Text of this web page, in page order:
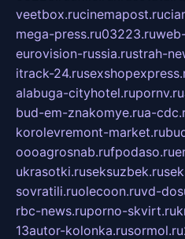
veetbox.rucinemapost.ru
mega-press.ru03223.ru
eurovision-russia.rustrah-
itrack-24.ru
alabuga-cityhotel.rupornv.ru
bud-em-znakomye.rua-
korolevremont-market.ru
oooagrosnab.rufpodaso.ru
ukrasotki.ruseksuzbek.ru
sovratili.ruolecoon.ruvd-
rbc-news.ruporno-skvirt.ru
13autor-kolonka.rusormol.ru